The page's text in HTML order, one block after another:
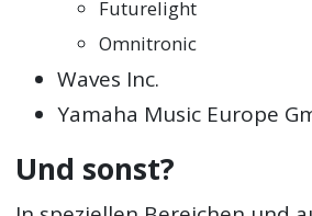
Futurelight
Omnitronic
Waves Inc.
Yamaha Music Europe
Und sonst?